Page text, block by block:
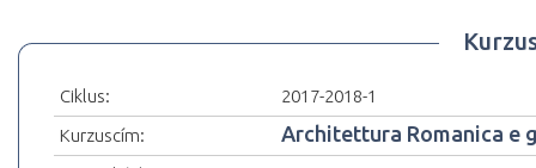
Ciklus:
2017-2018-1
Kurzuscím:
Architettura Romanica e